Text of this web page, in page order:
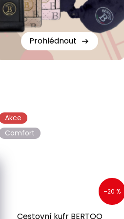
Prohlédnout
Akce
Comfort
–20 %
Cestovní kufr BERTOO